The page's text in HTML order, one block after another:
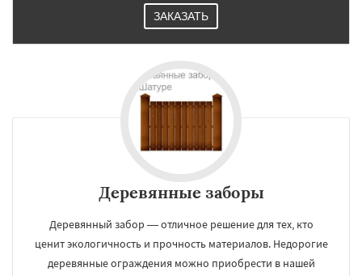
ЗАКАЗАТЬ
Деревянные заборы
Деревянный забор — отличное решение для тех, кто
ценит экологичность и прочность материалов. Недорогие
деревянные ограждения можно приобрести в нашей